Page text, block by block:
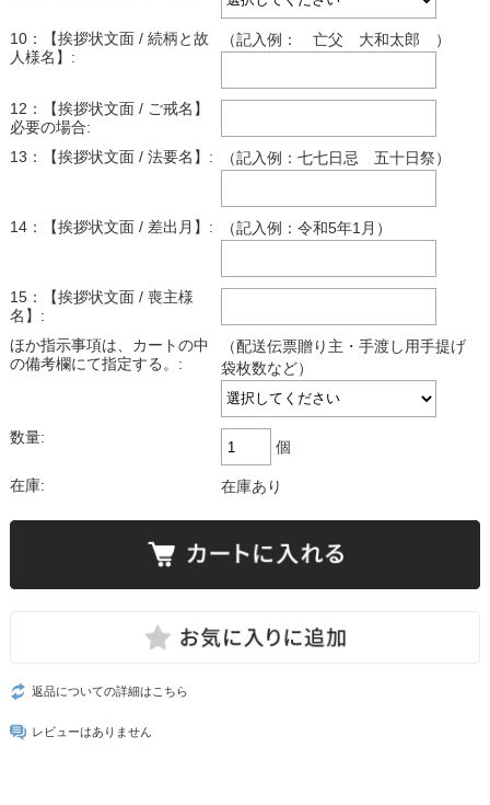
10：【挨拶状文面 / 続柄と故
人様名】:
（記入例： 亡父 大和太郎 ）
12：【挨拶状文面 / ご戒名】
必要の場合:
13：【挨拶状文面 / 法要名】:
（記入例：七七日忌 五十日祭）
14：【挨拶状文面 / 差出月】: （記入例：令和5年1月）
15：【挨拶状文面 / 喪主様
名】:
ほか指示事項は、カートの中
の備考欄にて指定する。:
（配送伝票贈り主・手渡し用手提げ
袋枚数など）
数量:
個
在庫: 在庫あり
返品についての詳細はこちら
レビューはありません